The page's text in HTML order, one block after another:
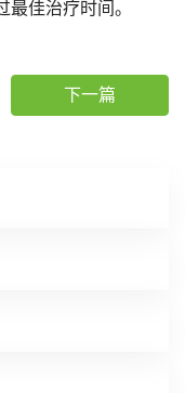
佳治疗时间。
下一篇